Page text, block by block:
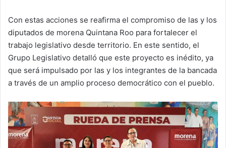
Con estas acciones se reafirma el compromiso de las y los
diputados de morena Quintana Roo para fortalecer el
trabajo legislativo desde territorio. En este sentido, el
Grupo Legislativo detalló que este proyecto es inédito, ya
que será impulsado por las y los integrantes de la bancada
a través de un amplio proceso democrático con el pueblo.